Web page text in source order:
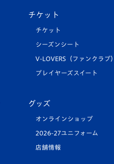
チケット
チケット
シーズンシート
V-LOVERS（ファンクラブ）
プレイヤーズスイート
グッズ
オンラインショップ
2026-27ユニフォーム
店舗情報